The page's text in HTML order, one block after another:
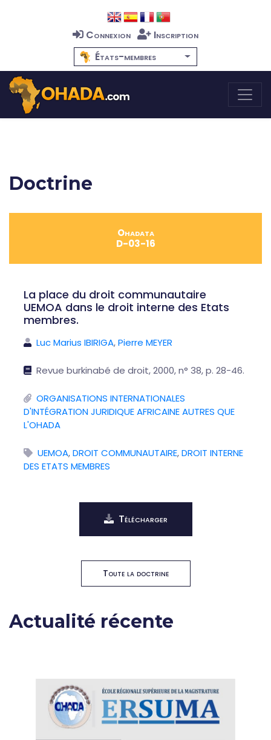
Connexion
Inscription
États-membres
Doctrine
Ohadata
D-03-16
La place du droit communautaire
UEMOA dans le droit interne des Etats
membres.
Luc Marius IBIRIGA,Pierre MEYER
Revue burkinabé de droit, 2000, n° 38, p. 28-46.
ORGANISATIONS INTERNATIONALES
D'INTÉGRATION JURIDIQUE AFRICAINE AUTRES QUE
L'OHADA
UEMOA,DROIT COMMUNAUTAIRE,DROIT INTERNE
DES ETATS MEMBRES
Télécharger
Toute la doctrine
Actualité récente